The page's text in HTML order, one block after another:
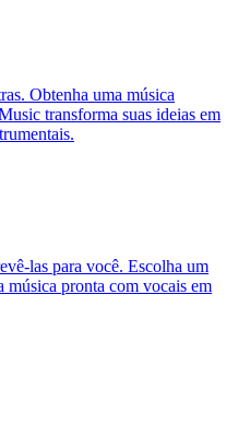
Obtenha uma música
transforma suas ideias em
las para você. Escolha um
música pronta com vocais em